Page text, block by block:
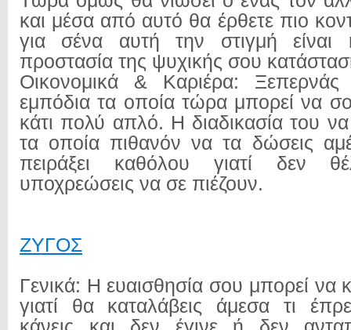
και μέσα από αυτό θα έρθετε πιο
για σένα αυτή την στιγμή
προστασία της ψυχικής σου
Οικονομικά & Καριέρα:
εμπόδια τα οποία τώρα μπορεί να
κάτι πολύ απλό. Η διαδικασία του
τα οποία πιθανόν να τα δώσεις
πειράξει καθόλου γιατί δεν
υποχρεώσεις να σε πιέζουν.
ΖΥΓΟΣ
Γενικά: Η ευαισθησία σου μπορεί να
γιατί θα καταλάβεις άμεσα τι